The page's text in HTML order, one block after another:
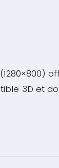
3D et